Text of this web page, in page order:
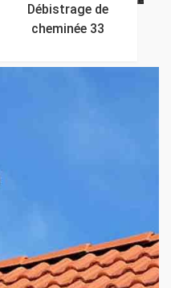
Débistrage de
cheminée 33